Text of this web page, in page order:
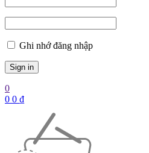
Ghi nhớ đăng nhập
0
0 0 ₫